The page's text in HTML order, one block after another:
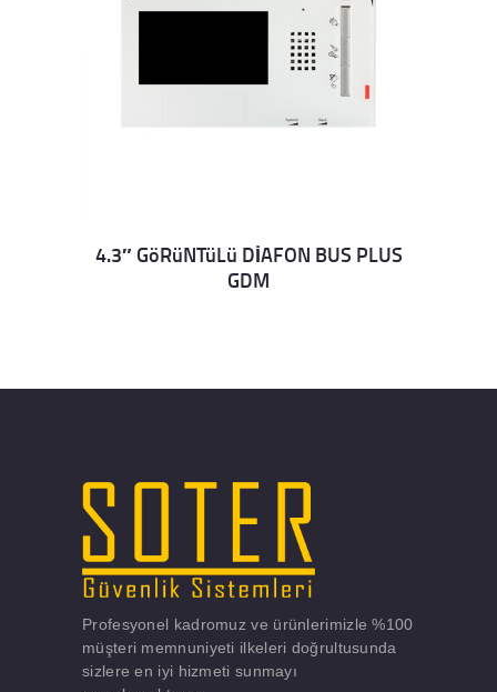
4.3″ GöRüNTüLü DİAFON BUS PLUS
GDM
Profesyonel kadromuz ve ürünlerimizle %100
müşteri memnuniyeti ilkeleri doğrultusunda
sizlere en iyi hizmeti sunmayı